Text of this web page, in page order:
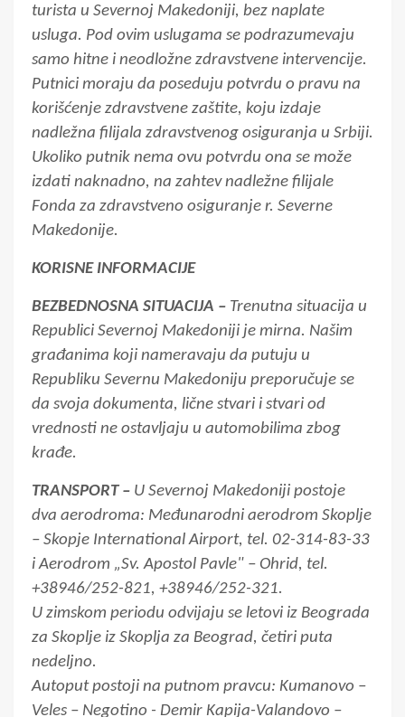
turista u Severnoj Makedoniji, bez naplate
usluga. Pod ovim uslugama se podrazumevaju
samo hitne i neodložne zdravstvene intervencije.
Putnici moraju da poseduju potvrdu o pravu na
korišćenje zdravstvene zaštite, koju izdaje
nadležna filijala zdravstvenog osiguranja u Srbiji.
Ukoliko putnik nema ovu potvrdu ona se može
izdati naknadno, na zahtev nadležne filijale
Fonda za zdravstveno osiguranje r. Severne
Makedonije.
KORISNE INFORMACIJE
BEZBEDNOSNA SITUACIJA – Trenutna situacija u
Republici Severnoj Makedoniji je mirna. Našim
građanima koji nameravaju da putuju u
Republiku Severnu Makedoniju preporučuje se
da svoja dokumenta, lične stvari i stvari od
vrednosti ne ostavljaju u automobilima zbog
krađe.
TRANSPORT – U Severnoj Makedoniji postoje
dva aerodroma: Međunarodni aerodrom Skoplje
– Skopje International Airport, tel. 02-314-83-33
i Aerodrom „Sv. Apostol Pavle" – Ohrid, tel.
+38946/252-821, +38946/252-321.
U zimskom periodu odvijaju se letovi iz Beograda
za Skoplje iz Skoplja za Beograd, četiri puta
nedeljno.
Autoput postoji na putnom pravcu: Kumanovo –
Veles – Negotino - Demir Kapija-Valandovo –